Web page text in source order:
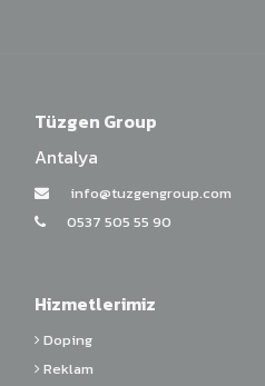
Tüzgen Group
Antalya
info@tuzgengroup.com
0537 505 55 90
Hizmetlerimiz
Doping
Reklam